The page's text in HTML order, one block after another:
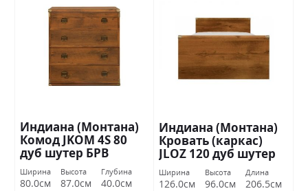
Индиана (Монтана)
Комод JKOM 4S 80
дуб шутер БРВ
Украина
Ширина
80.0см
Высота
87.0см
Глубина
40.0см
Индиана (Монтана)
Кровать (каркас)
JLOZ 120 дуб шутер
БРВ Украина
Ширина
126.0см
Высота
96.0см
Длина
206.5см